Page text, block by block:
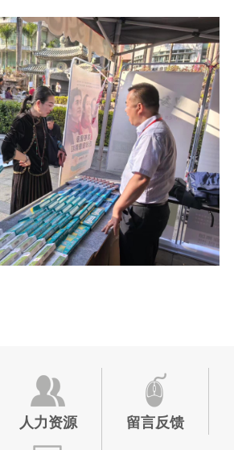
人力资源 留言反馈